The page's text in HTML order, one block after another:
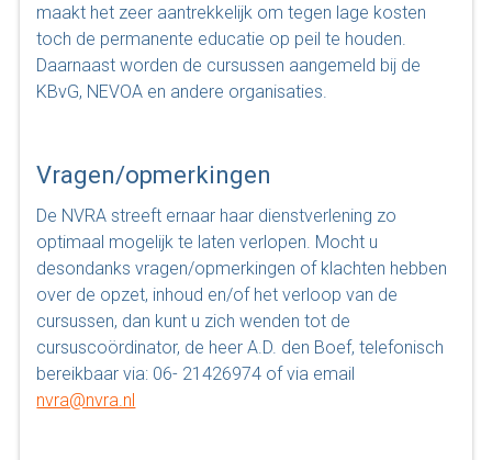
maakt het zeer aantrekkelijk om tegen lage kosten
toch de permanente educatie op peil te houden.
Daarnaast worden de cursussen aangemeld bij de
KBvG, NEVOA en andere organisaties.
Vragen/opmerkingen
De NVRA streeft ernaar haar dienstverlening zo
optimaal mogelijk te laten verlopen. Mocht u
desondanks vragen/opmerkingen of klachten hebben
over de opzet, inhoud en/of het verloop van de
cursussen, dan kunt u zich wenden tot de
cursuscoördinator, de heer A.D. den Boef, telefonisch
bereikbaar via: 06- 21426974 of via email
nvra@nvra.nl